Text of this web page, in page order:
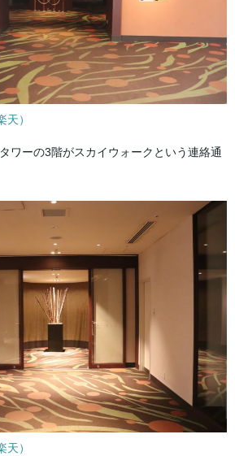
）
ワーの3階がスカイウォークという連絡通
）